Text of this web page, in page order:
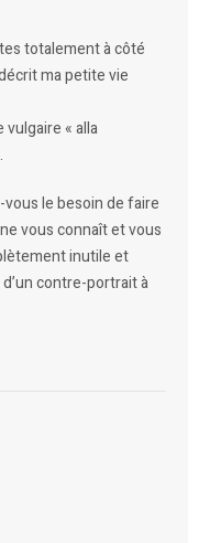
totalement à côté
ma petite vie
vulgaire « alla
le besoin de faire
vous connaît et vous
inutile et
contre-portrait à